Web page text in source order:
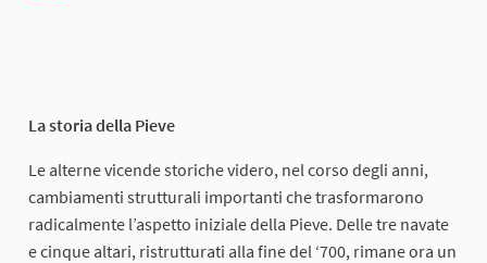
La storia della Pieve
Le alterne vicende storiche videro, nel corso degli anni,
cambiamenti strutturali importanti che trasformarono
radicalmente l’aspetto iniziale della Pieve. Delle tre navate
e cinque altari, ristrutturati alla fine del ‘700, rimane ora un